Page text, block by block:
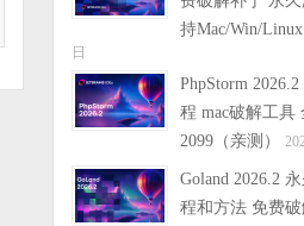
持Mac/Win/Linux
日
PhpStorm
程 mac破解工具
2099（亲测）
Goland 2026.2
程和方法 免费